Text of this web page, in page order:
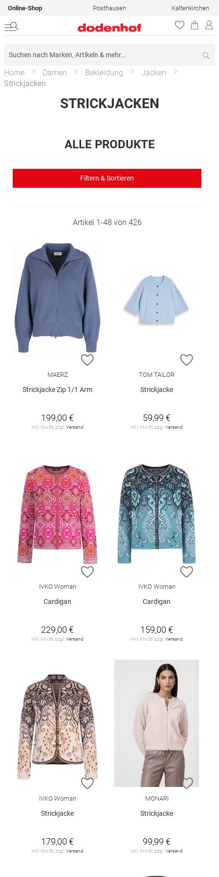
Online-Shop Posthausen Kaltenkirchen
Home Damen Bekleidung
Jacken
Strickjacken
STRICKJACKEN
ALLE PRODUKTE
Filtern & Sortieren
Artikel 1-48 von 426
ZUR WUNSCHLISTE HINZUFÜGEN
MAERZ
Strickjacke Zip 1/1 Arm
199,00 €
inkl. MwSt. zzgl. Versand
ZUR
TOM TAILOR
Strickjacke
59,99 €
inkl. MwSt. zzgl. Versand
ZUR WUNSCHLISTE HINZUFÜGEN
IVKO Woman
Cardigan
229,00 €
inkl. MwSt. zzgl. Versand
ZUR
IVKO Woman
Cardigan
159,00 €
inkl. MwSt. zzgl. Versand
ZUR WUNSCHLISTE HINZUFÜGEN
IVKO Woman
Strickjacke
179,00 €
inkl. MwSt. zzgl. Versand
ZUR
MONARI
Strickjacke
99,99 €
inkl. MwSt. zzgl. Versand